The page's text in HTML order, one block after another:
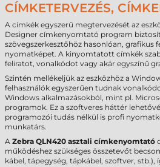
CÍMKETERVEZÉS,
A címkék egyszerű megtervezését az
Designer címkenyomtató program
szövegszerkesztőhöz hasonlóan, grafikus
nyomatképet. A kinyomtatott címkék
feliratot, vonalkódot vagy akár egyszínű
Szintén mellékeljük az eszközhöz a
felhasználók egyszerűen tudnak
Windows alkalmazásokból, mint pl.
programok. Ez a szoftveres háttér
programozói tudás nélkül is profi
munkatárs.
A Zebra QLN420 asztali címkenyomtató
működéshez szükséges összetevőt
kábel, tápegység, tápkábel, szoftver,